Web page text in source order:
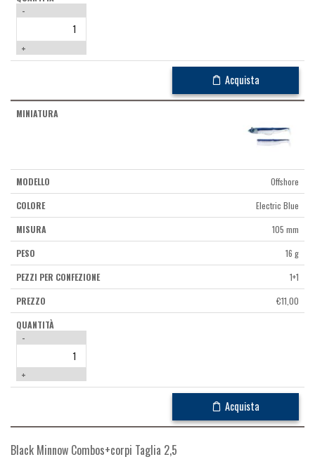
-
+
Acquista
Offshore
Electric Blue
105 mm
16 g
1+1
€11,00
-
+
Acquista
Black Minnow Combos+corpi Taglia 2,5